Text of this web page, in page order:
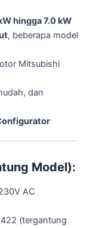
hingga 7.0 kW
, beberapa model
Mitsubishi
dan
Model):
AC
(tergantung